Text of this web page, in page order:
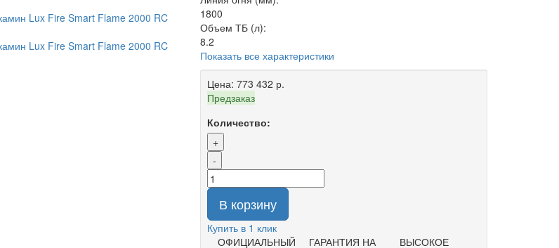
1800
Объем ТБ (л):
8.2
Показать все характеристики
Цена: 773 432 р.
Предзаказ
Количество:
+
-
В корзину
Купить в 1 клик
ОФИЦИАЛЬНЫЙ
ГАРАНТИЯ НА
ВЫСОКОЕ